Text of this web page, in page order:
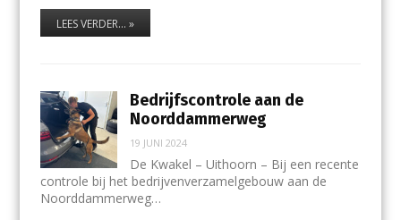
LEES VERDER... »
Bedrijfscontrole aan de
Noorddammerweg
19 JUNI 2024
De Kwakel – Uithoorn – Bij een recente
controle bij het bedrijvenverzamelgebouw aan de
Noorddammerweg…